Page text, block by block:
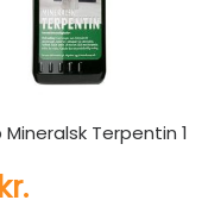
Mineralsk Terpentin 1
kr.